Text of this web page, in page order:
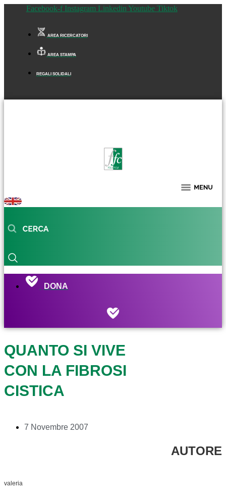
Facebook-f Instagram Linkedin Youtube Tiktok
AREA RICERCATORI
AREA STAMPA
REGALI SOLIDALI
DONA
QUANTO SI VIVE
CON LA FIBROSI
CISTICA
7 Novembre 2007
AUTORE
valeria